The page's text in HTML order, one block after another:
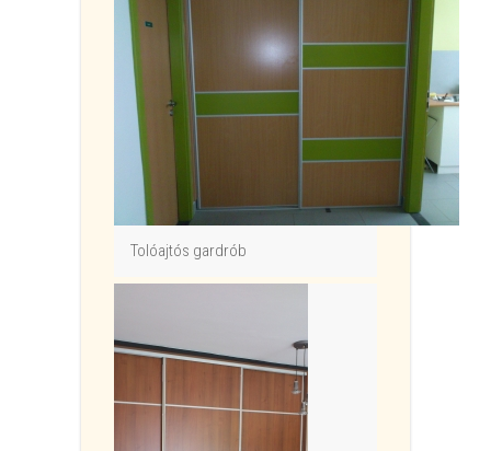
Tolóajtós gardrób